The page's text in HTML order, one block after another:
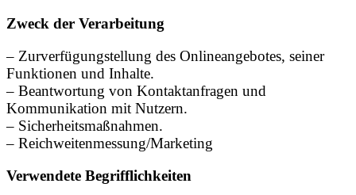
Zweck der Verarbeitung
– Zurverfügungstellung des Onlineangebotes, seiner
Funktionen und Inhalte.
– Beantwortung von Kontaktanfragen und
Kommunikation mit Nutzern.
– Sicherheitsmaßnahmen.
– Reichweitenmessung/Marketing
Verwendete Begrifflichkeiten